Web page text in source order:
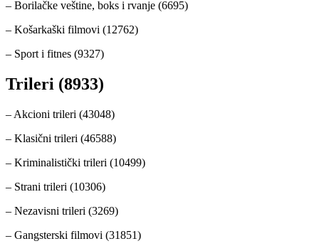
– Borilačke veštine, boks i rvanje (6695)
– Košarkaški filmovi (12762)
– Sport i fitnes (9327)
Trileri (8933)
– Akcioni trileri (43048)
– Klasični trileri (46588)
– Kriminalistički trileri (10499)
– Strani trileri (10306)
– Nezavisni trileri (3269)
– Gangsterski filmovi (31851)